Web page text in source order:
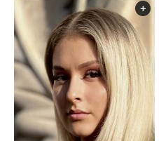
+